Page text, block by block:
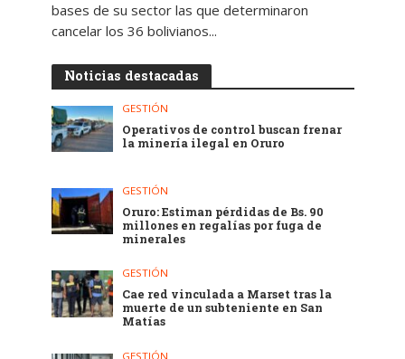
bases de su sector las que determinaron
cancelar los 36 bolivianos...
Noticias destacadas
GESTIÓN
Operativos de control buscan frenar
la minería ilegal en Oruro
GESTIÓN
Oruro: Estiman pérdidas de Bs. 90
millones en regalías por fuga de
minerales
GESTIÓN
Cae red vinculada a Marset tras la
muerte de un subteniente en San
Matías
GESTIÓN